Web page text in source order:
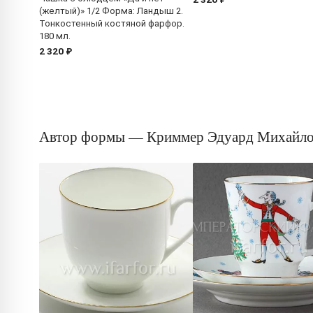
(желтый)» 1/2 Форма: Ландыш 2.
Тонкостенный костяной фарфор.
180 мл.
2 320 ₽
Автор формы — Криммер Эдуард